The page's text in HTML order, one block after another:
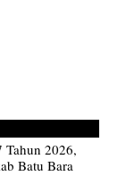
Tahun 2026,
Batu Bara